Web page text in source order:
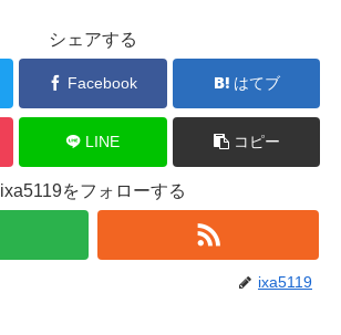
シェアする
Facebook はてブ
LINE コピー
ixa5119をフォローする
ixa5119